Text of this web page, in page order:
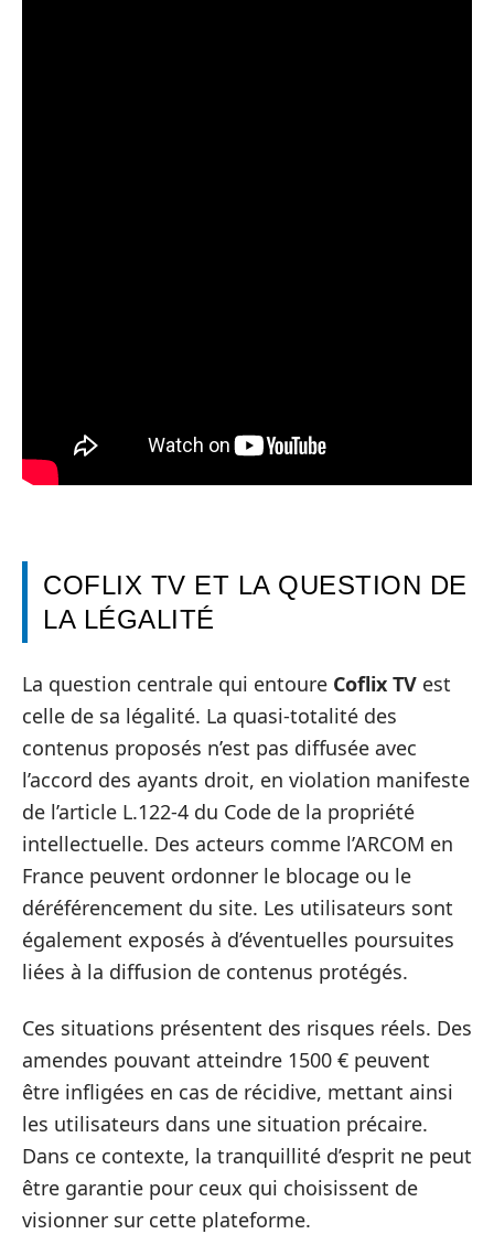
COFLIX TV ET LA QUESTION DE
LA LÉGALITÉ
La question centrale qui entoure Coflix TV est
celle de sa légalité. La quasi-totalité des
contenus proposés n’est pas diffusée avec
l’accord des ayants droit, en violation manifeste
de l’article L.122-4 du Code de la propriété
intellectuelle. Des acteurs comme l’ARCOM en
France peuvent ordonner le blocage ou le
déréférencement du site. Les utilisateurs sont
également exposés à d’éventuelles poursuites
liées à la diffusion de contenus protégés.
Ces situations présentent des risques réels. Des
amendes pouvant atteindre 1500 € peuvent
être infligées en cas de récidive, mettant ainsi
les utilisateurs dans une situation précaire.
Dans ce contexte, la tranquillité d’esprit ne peut
être garantie pour ceux qui choisissent de
visionner sur cette plateforme.